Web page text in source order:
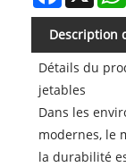
Description
Détails du
jetables
Dans les
modernes, le
la durabilité